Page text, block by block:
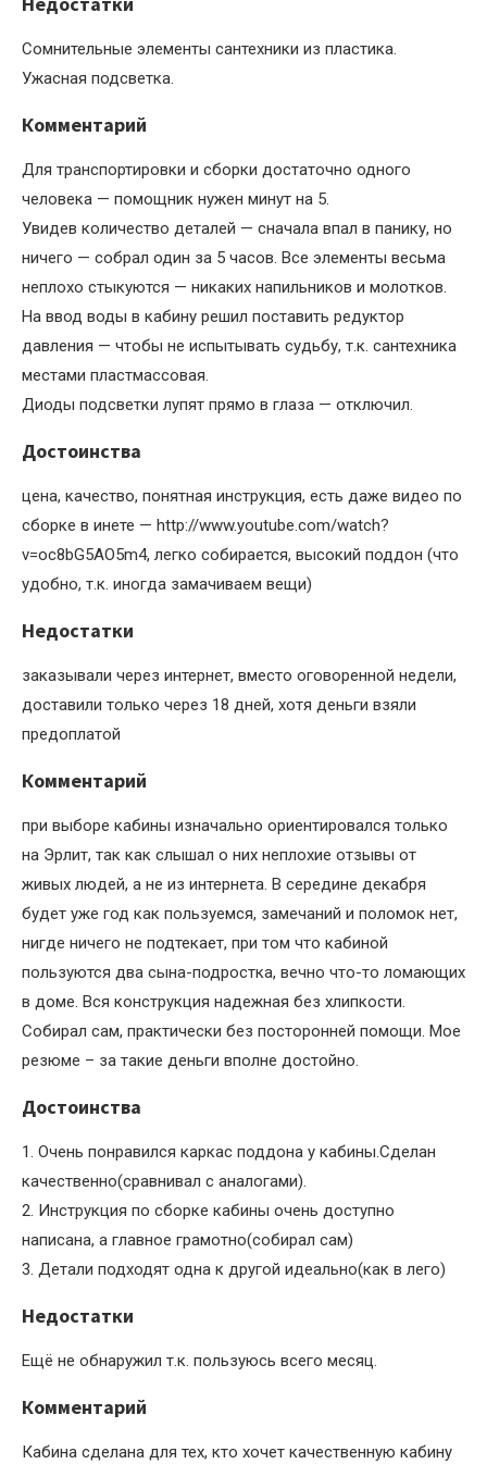
Сомнительные элементы сантехники из пластика.
Ужасная подсветка.
Комментарий
Для транспортировки и сборки достаточно одного
человека — помощник нужен минут на 5.
Увидев количество деталей — сначала впал в панику, но
ничего — собрал один за 5 часов. Все элементы весьма
неплохо стыкуются — никаких напильников и молотков.
На ввод воды в кабину решил поставить редуктор
давления — чтобы не испытывать судьбу, т.к. сантехника
местами пластмассовая.
Диоды подсветки лупят прямо в глаза — отключил.
Достоинства
цена, качество, понятная инструкция, есть даже видео по
сборке в инете — http://www.youtube.com/watch?
v=oc8bG5AO5m4, легко собирается, высокий поддон (что
удобно, т.к. иногда замачиваем вещи)
Недостатки
заказывали через интернет, вместо оговоренной недели,
доставили только через 18 дней, хотя деньги взяли
предоплатой
Комментарий
при выборе кабины изначально ориентировался только
на Эрлит, так как слышал о них неплохие отзывы от
живых людей, а не из интернета. В середине декабря
будет уже год как пользуемся, замечаний и поломок нет,
нигде ничего не подтекает, при том что кабиной
пользуются два сына-подростка, вечно что-то ломающих
в доме. Вся конструкция надежная без хлипкости.
Собирал сам, практически без посторонней помощи. Мое
резюме – за такие деньги вполне достойно.
Достоинства
1. Очень понравился каркас поддона у кабины.Сделан
качественно(сравнивал с аналогами).
2. Инструкция по сборке кабины очень доступно
написана, а главное грамотно(собирал сам)
3. Детали подходят одна к другой идеально(как в лего)
Недостатки
Ещё не обнаружил т.к. пользуюсь всего месяц.
Комментарий
Кабина сделана для тех, кто хочет качественную кабину